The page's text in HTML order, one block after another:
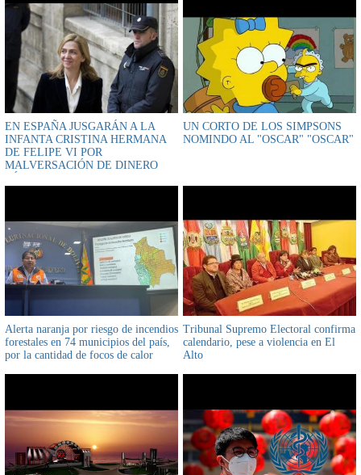
EN ESPAÑA JUSGARÁN A LA
INFANTA CRISTINA HERMANA
DE FELIPE VI POR
MALVERSACIÓN DE DINERO
UN CORTO DE LOS SIMPSONS
NOMINDO AL "OSCAR" "OSCAR"
Alerta naranja por riesgo de incendios
forestales en 74 municipios del país,
por la cantidad de focos de calor
Tribunal Supremo Electoral confirma
calendario, pese a violencia en El
Alto